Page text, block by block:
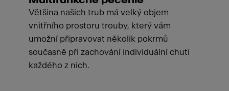
Většina našich trub má velký objem
vnitřního prostoru trouby, který vám
umožní připravovat několik pokrmů
současně při zachování individuální chuti
každého z nich.